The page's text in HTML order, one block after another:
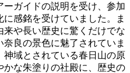
ーガイドの説明を受け、参加
感銘を受けていました。ま
や長い歴史に驚くだけでな
良の景色に魅了されていま
神域とされている春日山の原
かな朱塗りの社殿に、歴史の